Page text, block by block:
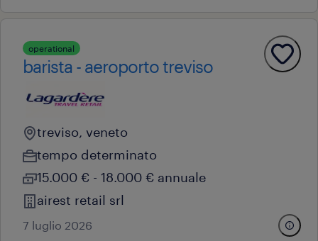
operational
barista - aeroporto treviso
treviso, veneto
tempo determinato
15.000 € - 18.000 € annuale
airest retail srl
7 luglio 2026